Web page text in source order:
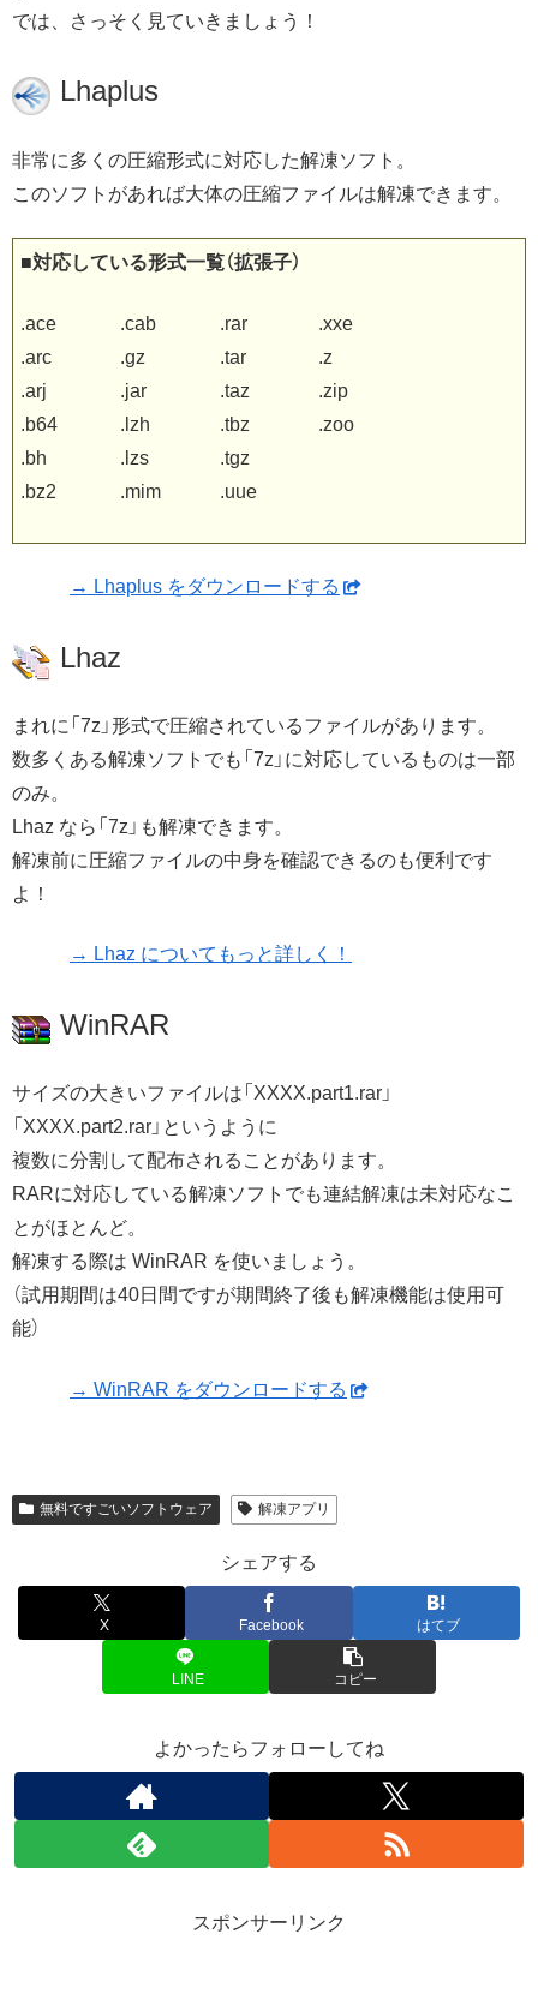
では、さっそく見ていきましょう！
Lhaplus
非常に多くの圧縮形式に対応した解凍ソフト。
このソフトがあれば大体の圧縮ファイルは解凍できます。
■対応している形式一覧（拡張子）
.ace
.arc
.arj
.b64
.bh
.bz2
.cab
.gz
.jar
.lzh
.lzs
.mim
.rar
.tar
.taz
.tbz
.tgz
.uue
.xxe
.z
.zip
.zoo
→ Lhaplus をダウンロードする
Lhaz
まれに「7z」形式で圧縮されているファイルがあります。
数多くある解凍ソフトでも「7z」に対応しているものは一部
のみ。
Lhaz なら「7z」も解凍できます。
解凍前に圧縮ファイルの中身を確認できるのも便利です
よ！
→ Lhaz についてもっと詳しく！
WinRAR
サイズの大きいファイルは「XXXX.part1.rar」
「XXXX.part2.rar」というように
複数に分割して配布されることがあります。
RARに対応している解凍ソフトでも連結解凍は未対応なこ
とがほとんど。
解凍する際は WinRAR を使いましょう。
（試用期間は40日間ですが期間終了後も解凍機能は使用可
能）
→ WinRAR をダウンロードする
無料ですごいソフトウェア 解凍アプリ
シェアする
X Facebook はてブ
LINE コピー
よかったらフォローしてね
スポンサーリンク